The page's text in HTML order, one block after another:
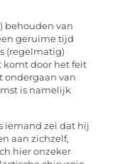
behouden van
geruime tijd
(regelmatig)
komt door het feit
ondergaan van
is namelijk
iemand zei dat hij
aan zichzelf,
hier onzeker